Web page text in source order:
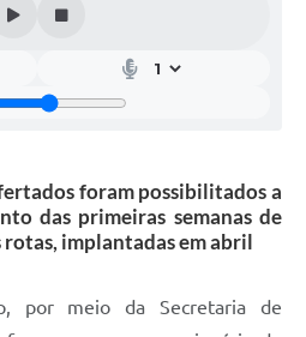
foram possibilitados a
das primeiras semanas de
rotas, implantadas em abril
por meio da Secretaria de